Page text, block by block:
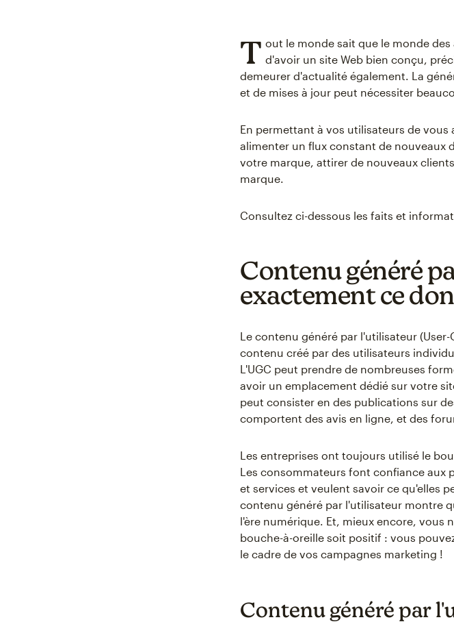
T out le monde sait que le monde
d'avoir un site Web bien conçu,
demeurer d'actualité également. La
et de mises à jour peut nécessiter
En permettant à vos utilisateurs de
alimenter un flux constant de nouveaux
votre marque, attirer de nouveaux
marque.
Consultez ci-dessous les faits et
Contenu généré
exactement ce
Le contenu généré par l'utilisateur
contenu créé par des utilisateurs
L'UGC peut prendre de nombreuses
avoir un emplacement dédié sur votre
peut consister en des publications sur
comportent des avis en ligne, et des
Les entreprises ont toujours utilisé le
Les consommateurs font confiance aux
et services et veulent savoir ce qu'elles
contenu généré par l'utilisateur montre
l'ère numérique. Et, mieux encore, vous
bouche-à-oreille soit positif : vous
le cadre de vos campagnes marketing !
Contenu généré par